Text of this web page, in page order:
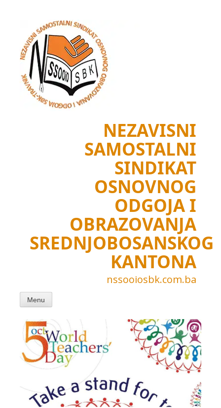
content
NEZAVISNI
SAMOSTALNI
SINDIKAT
OSNOVNOG
ODGOJA I
OBRAZOVANJA
SREDNJOBOSANSKOG
KANTONA
nssooiosbk.com.ba
Menu